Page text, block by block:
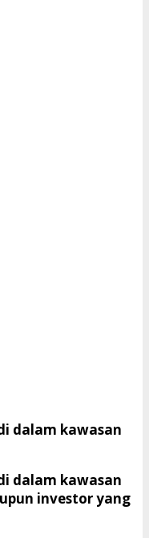
dalam kawasan
dalam kawasan
investor yang